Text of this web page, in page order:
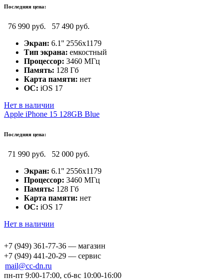
Последняя цена:
76 990 руб.
57 490 руб.
Экран: 6.1'' 2556x1179
Тип экрана: емкостный
Процессор: 3460 МГц
Память: 128 Гб
Карта памяти: нет
ОС: iOS 17
Нет в наличии
Apple iPhone 15 128GB Blue
Последняя цена:
71 990 руб.
52 000 руб.
Экран: 6.1'' 2556x1179
Процессор: 3460 МГц
Память: 128 Гб
Карта памяти: нет
ОС: iOS 17
Нет в наличии
+7 (949) 361-77-36 — магазин
+7 (949) 441-20-29 — сервис
mail@cc-dn.ru
пн-пт 9:00-17:00, сб-вс 10:00-16:00